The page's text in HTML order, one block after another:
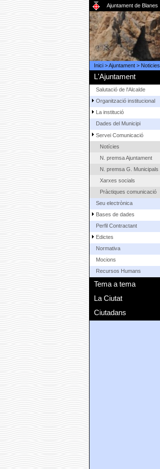
Ajuntament de Blanes
Inici>Ajuntament> Noticies
L'Ajuntament
Salutació de l'Alcalde
Organització institucional
La institució
Dades del Municipi
Servei Comunicació
Notícies
N. premsa Ajuntament
N. premsa G. Municipals
Xarxes socials
Pràctiques comunicació
Seu electrònica
Bases de dades
Perfil Contractant
Edictes
Normativa
Mocions
Recursos Humans
Tema a tema
La Ciutat
Ciutadans